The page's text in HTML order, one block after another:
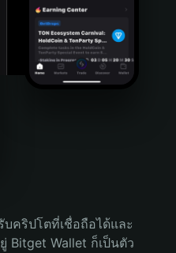
คริปโตที่เชื่อถือได้และ
Bitget Wallet ก็เป็นตัว